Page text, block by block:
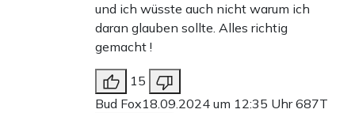
und ich wüsste auch nicht warum ich
daran glauben sollte. Alles richtig
gemacht !
15
Bud Fox18.09.2024 um 12:35 Uhr687T